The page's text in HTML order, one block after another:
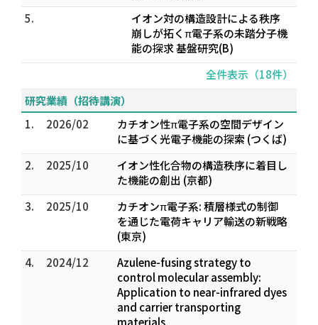
5.
イオン対の構造設計による秩序
崩しが拓くπ電子系の未踏分子機
能の探求 基盤研究(B)
全件表示（18件）
研究業績（招待講演）
1.
2026/02
カチオン性π電子系の空間デザイン
に基づく光電子機能の探索 (つくば)
2.
2025/10
イオン性化合物の構造秩序に着目し
た機能の創出 (京都)
3.
2025/10
カチオンπ電子系: 積層様式の制御
を通じた電荷キャリア輸送の新戦略
(東京)
4.
2024/12
Azulene-fusing strategy to
control molecular assembly:
Application to near-infrared dyes
and carrier transporting
materials